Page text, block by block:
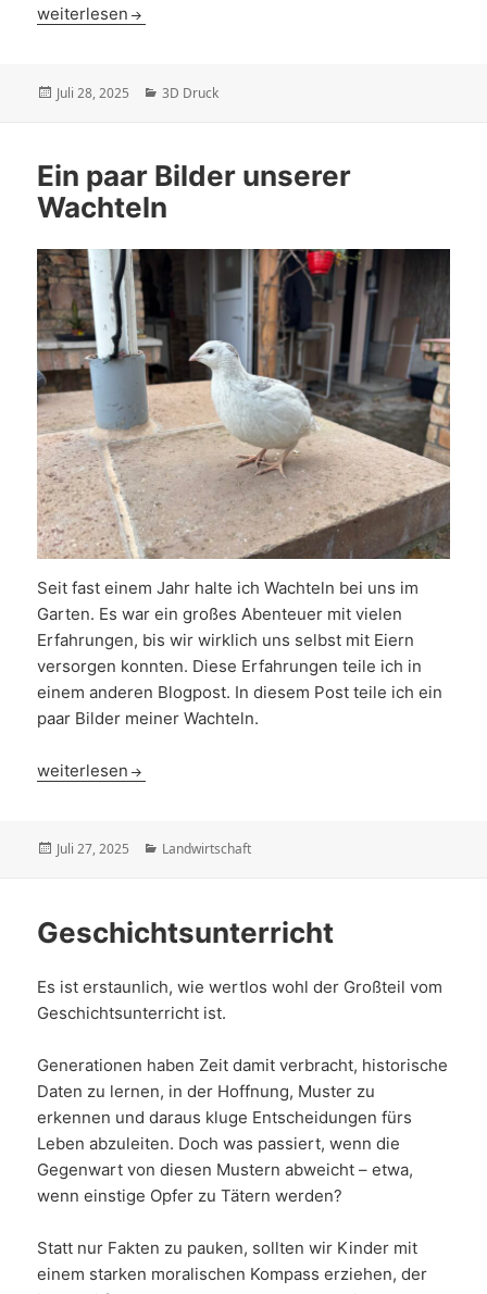
Schuhe aus dem 3D Drucker
weiterlesen
Veröffentlicht
Juli 28, 2025 Kategorien
3D Druck
Ein paar Bilder unserer
Wachteln
Seit fast einem Jahr halte ich Wachteln bei uns im
Garten. Es war ein großes Abenteuer mit vielen
Erfahrungen, bis wir wirklich uns selbst mit Eiern
versorgen konnten. Diese Erfahrungen teile ich in
einem anderen Blogpost. In diesem Post teile ich ein
paar Bilder meiner Wachteln.
Ein paar Bilder unserer Wachteln
weiterlesen
Veröffentlicht
Juli 27, 2025 Kategorien
Landwirtschaft
Geschichtsunterricht
Es ist erstaunlich, wie wertlos wohl der Großteil vom
Geschichtsunterricht ist.
Generationen haben Zeit damit verbracht, historische
Daten zu lernen, in der Hoffnung, Muster zu
erkennen und daraus kluge Entscheidungen fürs
Leben abzuleiten. Doch was passiert, wenn die
Gegenwart von diesen Mustern abweicht – etwa,
wenn einstige Opfer zu Tätern werden?
Statt nur Fakten zu pauken, sollten wir Kinder mit
einem starken moralischen Kompass erziehen, der